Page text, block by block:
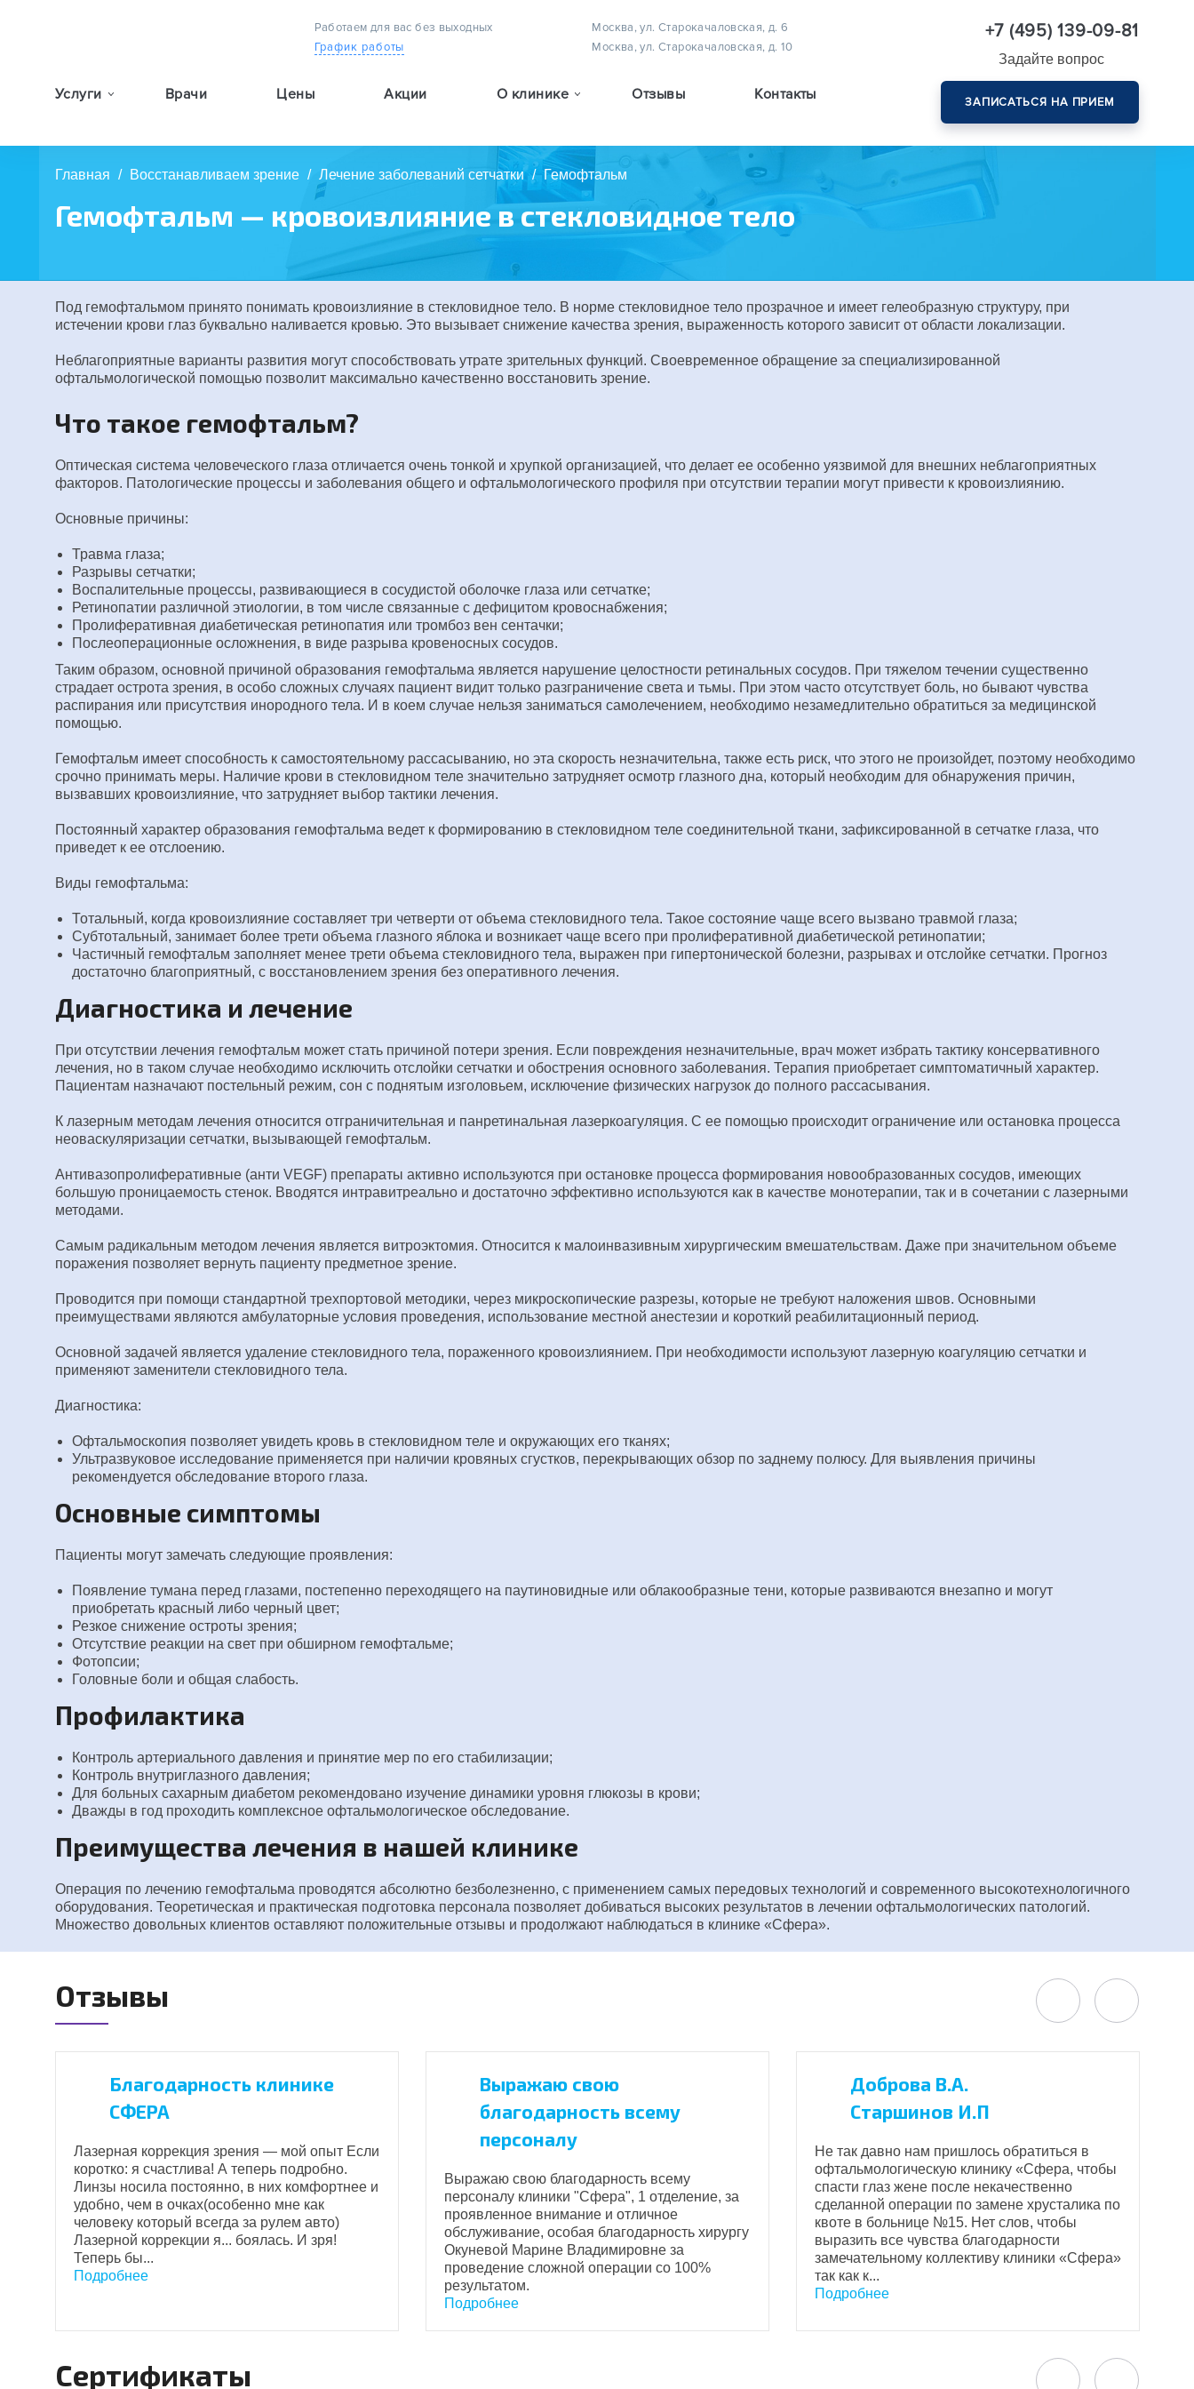
Работаем для вас без выходных
График работы
Москва, ул. Старокачаловская, д. 6
Москва, ул. Старокачаловская, д. 10
Услуги Врачи Цены Акции О клинике Отзывы Контакты
+7 (495) 139-09-81
Задайте вопрос
ЗАПИСАТЬСЯ НА ПРИЕМ
Главная / Восстанавливаем зрение / Лечение заболеваний сетчатки / Гемофтальм
Гемофтальм — кровоизлияние в стекловидное тело
Под гемофтальмом принято понимать кровоизлияние в стекловидное тело. В норме стекловидное тело прозрачное и имеет гелеобразную структуру, при
истечении крови глаз буквально наливается кровью. Это вызывает снижение качества зрения, выраженность которого зависит от области локализации.
Неблагоприятные варианты развития могут способствовать утрате зрительных функций. Своевременное обращение за специализированной
офтальмологической помощью позволит максимально качественно восстановить зрение.
Что такое гемофтальм?
Оптическая система человеческого глаза отличается очень тонкой и хрупкой организацией, что делает ее особенно уязвимой для внешних неблагоприятных
факторов. Патологические процессы и заболевания общего и офтальмологического профиля при отсутствии терапии могут привести к кровоизлиянию.
Основные причины:
Травма глаза;
Разрывы сетчатки;
Воспалительные процессы, развивающиеся в сосудистой оболочке глаза или сетчатке;
Ретинопатии различной этиологии, в том числе связанные с дефицитом кровоснабжения;
Пролиферативная диабетическая ретинопатия или тромбоз вен сентачки;
Послеоперационные осложнения, в виде разрыва кровеносных сосудов.
Таким образом, основной причиной образования гемофтальма является нарушение целостности ретинальных сосудов. При тяжелом течении существенно
страдает острота зрения, в особо сложных случаях пациент видит только разграничение света и тьмы. При этом часто отсутствует боль, но бывают чувства
распирания или присутствия инородного тела. И в коем случае нельзя заниматься самолечением, необходимо незамедлительно обратиться за медицинской
помощью.
Гемофтальм имеет способность к самостоятельному рассасыванию, но эта скорость незначительна, также есть риск, что этого не произойдет, поэтому необходимо
срочно принимать меры. Наличие крови в стекловидном теле значительно затрудняет осмотр глазного дна, который необходим для обнаружения причин,
вызвавших кровоизлияние, что затрудняет выбор тактики лечения.
Постоянный характер образования гемофтальма ведет к формированию в стекловидном теле соединительной ткани, зафиксированной в сетчатке глаза, что
приведет к ее отслоению.
Виды гемофтальма:
Тотальный, когда кровоизлияние составляет три четверти от объема стекловидного тела. Такое состояние чаще всего вызвано травмой глаза;
Субтотальный, занимает более трети объема глазного яблока и возникает чаще всего при пролиферативной диабетической ретинопатии;
Частичный гемофтальм заполняет менее трети объема стекловидного тела, выражен при гипертонической болезни, разрывах и отслойке сетчатки. Прогноз
достаточно благоприятный, с восстановлением зрения без оперативного лечения.
Диагностика и лечение
При отсутствии лечения гемофтальм может стать причиной потери зрения. Если повреждения незначительные, врач может избрать тактику консервативного
лечения, но в таком случае необходимо исключить отслойки сетчатки и обострения основного заболевания. Терапия приобретает симптоматичный характер.
Пациентам назначают постельный режим, сон с поднятым изголовьем, исключение физических нагрузок до полного рассасывания.
К лазерным методам лечения относится отграничительная и панретинальная лазеркоагуляция. С ее помощью происходит ограничение или остановка процесса
неоваскуляризации сетчатки, вызывающей гемофтальм.
Антивазопролиферативные (анти VEGF) препараты активно используются при остановке процесса формирования новообразованных сосудов, имеющих
большую проницаемость стенок. Вводятся интравитреально и достаточно эффективно используются как в качестве монотерапии, так и в сочетании с лазерными
методами.
Самым радикальным методом лечения является витроэктомия. Относится к малоинвазивным хирургическим вмешательствам. Даже при значительном объеме
поражения позволяет вернуть пациенту предметное зрение.
Проводится при помощи стандартной трехпортовой методики, через микроскопические разрезы, которые не требуют наложения швов. Основными
преимуществами являются амбулаторные условия проведения, использование местной анестезии и короткий реабилитационный период.
Основной задачей является удаление стекловидного тела, пораженного кровоизлиянием. При необходимости используют лазерную коагуляцию сетчатки и
применяют заменители стекловидного тела.
Диагностика:
Офтальмоскопия позволяет увидеть кровь в стекловидном теле и окружающих его тканях;
Ультразвуковое исследование применяется при наличии кровяных сгустков, перекрывающих обзор по заднему полюсу. Для выявления причины
рекомендуется обследование второго глаза.
Основные симптомы
Пациенты могут замечать следующие проявления:
Появление тумана перед глазами, постепенно переходящего на паутиновидные или облакообразные тени, которые развиваются внезапно и могут
приобретать красный либо черный цвет;
Резкое снижение остроты зрения;
Отсутствие реакции на свет при обширном гемофтальме;
Фотопсии;
Головные боли и общая слабость.
Профилактика
Контроль артериального давления и принятие мер по его стабилизации;
Контроль внутриглазного давления;
Для больных сахарным диабетом рекомендовано изучение динамики уровня глюкозы в крови;
Дважды в год проходить комплексное офтальмологическое обследование.
Преимущества лечения в нашей клинике
Операция по лечению гемофтальма проводятся абсолютно безболезненно, с применением самых передовых технологий и современного высокотехнологичного
оборудования. Теоретическая и практическая подготовка персонала позволяет добиваться высоких результатов в лечении офтальмологических патологий.
Множество довольных клиентов оставляют положительные отзывы и продолжают наблюдаться в клинике «Сфера».
Отзывы
Благодарность клинике
СФЕРА
Лазерная коррекция зрения — мой опыт Если
коротко: я счастлива! А теперь подробно.
Линзы носила постоянно, в них комфортнее и
удобно, чем в очках(особенно мне как
человеку который всегда за рулем авто)
Лазерной коррекции я... боялась. И зря!
Теперь бы...
Подробнее
Выражаю свою
благодарность всему
персоналу
Выражаю свою благодарность всему
персоналу клиники "Сфера", 1 отделение, за
проявленное внимание и отличное
обслуживание, особая благодарность хирургу
Окуневой Марине Владимировне за
проведение сложной операции со 100%
результатом.
Подробнее
Доброва В.А.
Старшинов И.П
Не так давно нам пришлось обратиться в
офтальмологическую клинику «Сфера, чтобы
спасти глаз жене после некачественно
сделанной операции по замене хрусталика по
квоте в больнице №15. Нет слов, чтобы
выразить все чувства благодарности
замечательному коллективу клиники «Сфера»
так как к...
Подробнее
Сертификаты